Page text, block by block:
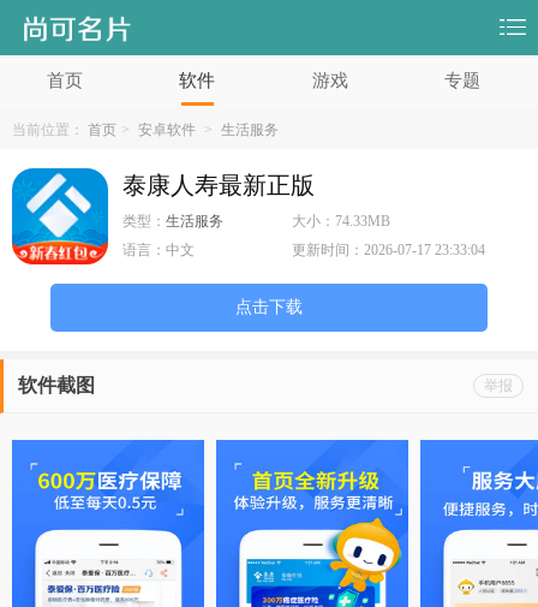
首页 软件 游戏 专题
当前位置： 首页 > 安卓软件 > 生活服务
泰康人寿最新正版
类型： 生活服务 大小： 74.33MB
语言： 中文 更新时间：2026-07-17 23:33:04
点击下载
举报
软件截图